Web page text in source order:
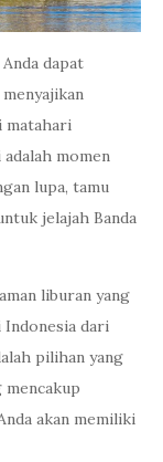
dapat
matahari
momen
lupa, tamu
jelajah Banda
liburan yang
Indonesia dari
pilihan yang
akan memiliki